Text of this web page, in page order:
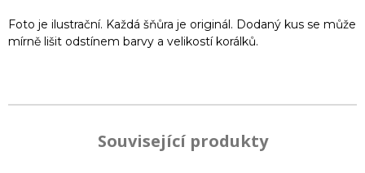
Foto je ilustrační. Každá šňůra je originál. Dodaný kus se může
mírně lišit odstínem barvy a velikostí korálků.
Související produkty